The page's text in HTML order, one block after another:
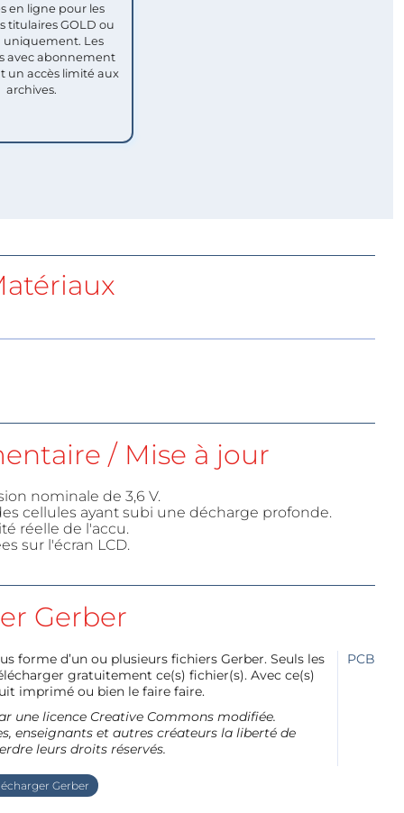
en ligne pour les
titulaires GOLD ou
uniquement. Les
avec abonnement
un accès limité aux
archives.
/ Mise à jour
nominale de 3,6 V.
cellules ayant subi une décharge profonde.
réelle de l'accu.
sur l'écran LCD.
Gerber
forme d’un ou plusieurs fichiers Gerber. Seuls les
gratuitement ce(s) fichier(s). Avec ce(s)
imprimé ou bien le faire faire.
une licence Creative Commons modifiée.
enseignants et autres créateurs la liberté de
leurs droits réservés.
PCB
Gerber